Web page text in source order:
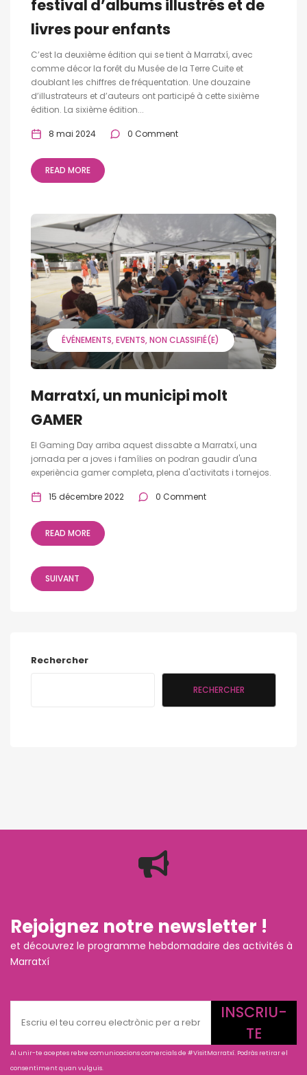
festival d’albums illustrés et de
livres pour enfants
C’est la deuxième édition qui se tient à Marratxí, avec
comme décor la forêt du Musée de la Terre Cuite et
doublant les chiffres de fréquentation. Une douzaine
d’illustrateurs et d’auteurs ont participé à cette sixième
édition. La sixième édition...
8 mai 2024 0 Comment
READ MORE
ÉVÉNEMENTS EVENTS NON CLASSIFIÉ(E)
Marratxí, un municipi molt
GAMER
El Gaming Day arriba aquest dissabte a Marratxí, una
jornada per a joves i famílies on podran gaudir d'una
experiència gamer completa, plena d'activitats i tornejos.
15 décembre 2022 0 Comment
READ MORE
SUIVANT
Rechercher
RECHERCHER
Rejoignez notre newsletter !
et découvrez le programme hebdomadaire des activités à
Marratxí
INSCRIU-
TE
Al unir-te aceptes rebre comunicacions comercials de #VisitMarratxí. Podràs retirar el
consentiment quan vulguis.